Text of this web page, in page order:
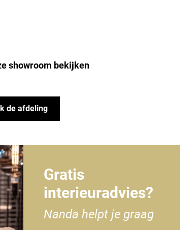
showroom bekijken
de afdeling
Gratis
interieuradvies?
Nanda helpt je graag